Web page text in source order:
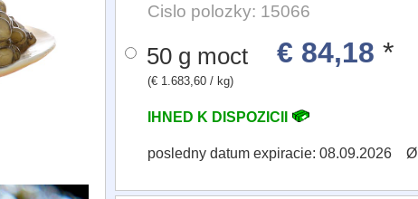
Cislo polozky: 15066
50 g moct € 84,18 *
(€ 1.683,60 / kg)
IHNED K DISPOZICII
posledny datum expiracie: 08.09.2026